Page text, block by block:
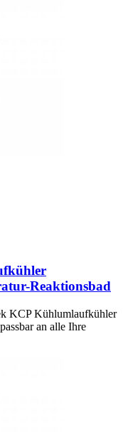
Reaktionsbad
KCP Kühlumlaufkühler
an alle Ihre